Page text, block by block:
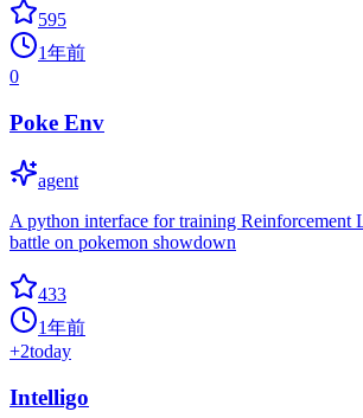
595
1年前
0
Poke Env
agent
A python interface for training Reinforcement
battle on pokemon showdown
433
1年前
+2today
Intelligo